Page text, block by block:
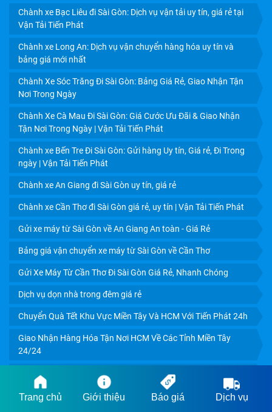
DỊCH VỤ VẬN CHUYỂN TRÁI CÂY MIỀN TÂY ĐI HCM: GIẢI
PHÁP BẢO VỆ GIÁ TRỊ NÔNG SẢN 24H
DỊCH VỤ VẬN CHUYỂN TRÁI CÂY CẦN THƠ ĐI TPHCM
GIÁ RẺ, UY TÍN
Chành xe Bạc Liêu đi Sài Gòn: Dịch vụ vận tải uy tín, giá rẻ tại
Vận Tải Tiến Phát
Chành xe Long An: Dịch vụ vận chuyển hàng hóa uy tín và
bảng giá mới nhất
Chành Xe Sóc Trăng Đi Sài Gòn: Bảng Giá Rẻ, Giao Nhận Tận
Nơi Trong Ngày
Chành Xe Cà Mau Đi Sài Gòn: Giá Cước Ưu Đãi & Giao Nhận
Tận Nơi Trong Ngày | Vận Tải Tiến Phát
Chành xe Bến Tre Đi Sài Gòn: Gửi hàng Uy tín, Giá rẻ, Đi Trong
ngày | Vận Tải Tiến Phát
Chành xe An Giang đi Sài Gòn uy tín, giá rẻ
Chành xe Cần Thơ đi Sài Gòn giá rẻ, uy tín | Vận Tải Tiến Phát
Gửi xe máy từ Sài Gòn về An Giang An toàn - Giá Rẻ
Bảng giá vận chuyển xe máy từ Sài Gòn về Cần Thơ
Gửi Xe Máy Từ Cần Thơ Đi Sài Gòn Giá Rẻ, Nhanh Chóng
Dịch vụ dọn nhà trong đêm giá rẻ
Chuyển Quà Tết Khu Vực Miền Tây Và HCM Với Tiến Phát 24h
Giao Nhận Hàng Hóa Tận Nơi HCM Về Các Tỉnh Miền Tây
24/24
Thuê xe tải chở hàng Hồ Chí Minh đi Trà Vinh giá rẻ, giao
nhanh 24h
Trang chủ Giới thiệu Báo giá Dịch vụ